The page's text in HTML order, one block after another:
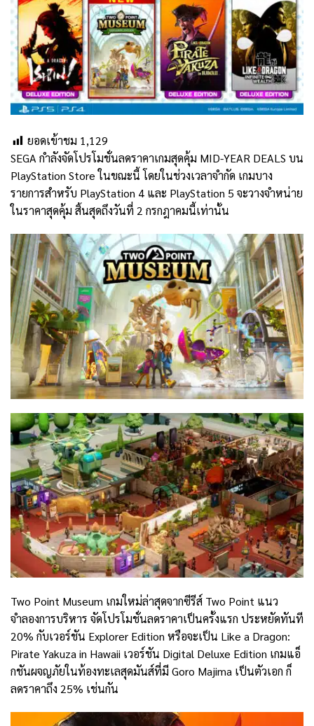
ยอดเข้าชม 1,129
SEGA กำลังจัดโปรโมชั่นลดราคาเกมสุดคุ้ม MID-YEAR DEALS บน
PlayStation Store ในขณะนี้ โดยในช่วงเวลาจำกัด เกมบาง
รายการสำหรับ PlayStation 4 และ PlayStation 5 จะวางจำหน่าย
ในราคาสุดคุ้ม สิ้นสุดถึงวันที่ 2 กรกฎาคมนี้เท่านั้น
Two Point Museum เกมใหม่ล่าสุดจากซีรีส์ Two Point แนว
จำลองการบริหาร จัดโปรโมชั่นลดราคาเป็นครั้งแรก ประหยัดทันที
20% กับเวอร์ชัน Explorer Edition หรือจะเป็น Like a Dragon:
Pirate Yakuza in Hawaii เวอร์ชัน Digital Deluxe Edition เกมแอ็
กชันผจญภัยในท้องทะเลสุดมันส์ที่มี Goro Majima เป็นตัวเอก ก็
ลดราคาถึง 25% เช่นกัน